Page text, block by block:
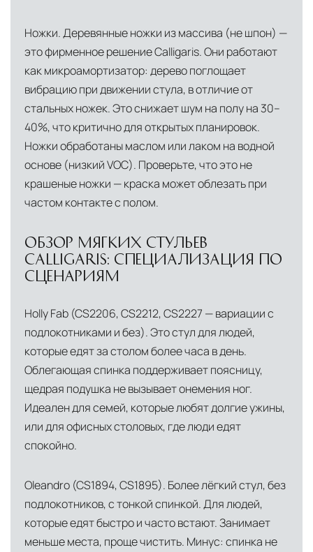
выбрать дополнительное страхование для
критичных партий товара.
Ножки. Деревянные ножки из массива (не шпон) —
это фирменное решение Calligaris. Они работают
как микроамортизатор: дерево поглощает
вибрацию при движении стула, в отличие от
стальных ножек. Это снижает шум на полу на 30–
40%, что критично для открытых планировок.
Ножки обработаны маслом или лаком на водной
основе (низкий VOC). Проверьте, что это не
крашеные ножки — краска может облезать при
частом контакте с полом.
ОБЗОР МЯГКИХ СТУЛЬЕВ
CALLIGARIS: СПЕЦИАЛИЗАЦИЯ ПО
СЦЕНАРИЯМ
Holly Fab (CS2206, CS2212, CS2227 — вариации с
подлокотниками и без). Это стул для людей,
которые едят за столом более часа в день.
Облегающая спинка поддерживает поясницу,
щедрая подушка не вызывает онемения ног.
Идеален для семей, которые любят долгие ужины,
или для офисных столовых, где люди едят
спокойно.
Oleandro (CS1894, CS1895). Более лёгкий стул, без
подлокотников, с тонкой спинкой. Для людей,
которые едят быстро и часто встают. Занимает
меньше места, проще чистить. Минус: спинка не